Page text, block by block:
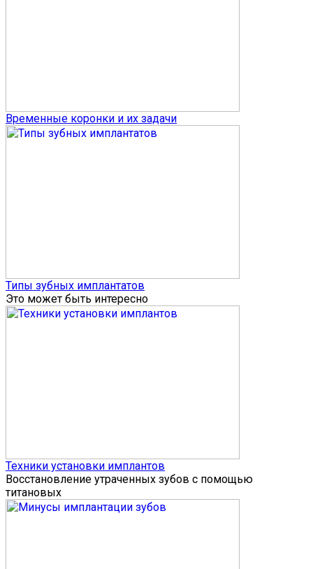
Временные коронки и их задачи
Типы зубных имплантатов
Это может быть интересно
Техники установки имплантов
Восстановление утраченных зубов с помощью
титановых